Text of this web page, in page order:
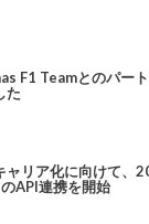
F1 Teamとのパー
た
ャリア化に向けて、
API連携を開始